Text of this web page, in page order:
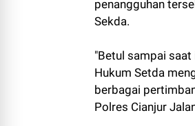
penangguhan
Sekda.
"Betul sampai
Hukum Setda
berbagai
Polres Cianjur